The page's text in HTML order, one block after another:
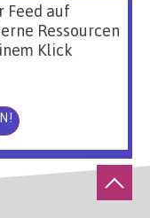
Feed auf
Ressourcen
Klick